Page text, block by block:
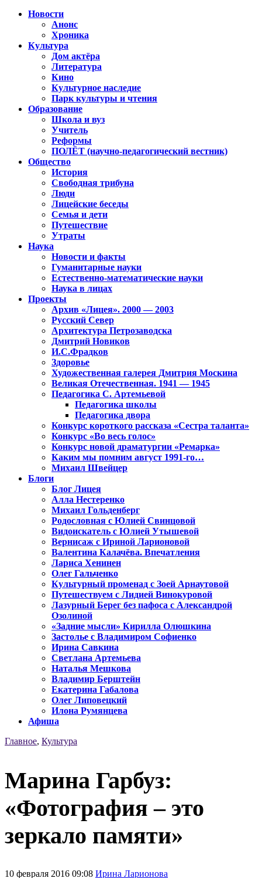
Новости
Анонс
Хроника
Культура
Дом актёра
Литература
Кино
Культурное наследие
Парк культуры и чтения
Образование
Школа и вуз
Учитель
Реформы
ПОЛЁТ (научно-педагогический вестник)
Общество
История
Свободная трибуна
Люди
Лицейские беседы
Семья и дети
Путешествие
Утраты
Наука
Новости и факты
Гуманитарные науки
Естественно-математические науки
Наука в лицах
Проекты
Архив «Лицея». 2000 — 2003
Русский Север
Архитектура Петрозаводска
Дмитрий Новиков
И.С.Фрадков
Здоровье
Художественная галерея Дмитрия Москина
Великая Отечественная. 1941 — 1945
Педагогика С. Артемьевой
Педагогика школы
Педагогика двора
Конкурс короткого рассказа «Сестра таланта»
Конкурс «Во весь голос»
Конкурс новой драматургии «Ремарка»
Каким мы помним август 1991-го…
Михаил Швейцер
Блоги
Блог Лицея
Алла Нестеренко
Михаил Гольденберг
Родословная с Юлией Свинцовой
Видоискатель с Юлией Утышевой
Вернисаж с Ириной Ларионовой
Валентина Калачёва. Впечатления
Лариса Хенинен
Олег Гальченко
Культурный променад с Зоей Арнаутовой
Путешествуем с Лидией Винокуровой
Лазурный Берег без пафоса с Александрой
Озолиной
«Задние мысли» Кирилла Олюшкина
Застолье с Владимиром Софиенко
Ирина Савкина
Светлана Артемьева
Наталья Мешкова
Владимир Берштейн
Екатерина Габалова
Олег Липовецкий
Илона Румянцева
Афиша
Главное, Культура
Марина Гарбуз:
«Фотография – это
зеркало памяти»
10 февраля 2016 09:08 Ирина Ларионова